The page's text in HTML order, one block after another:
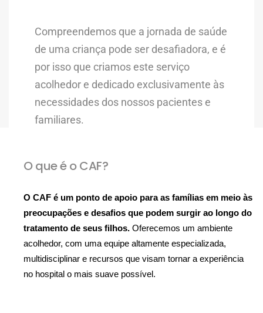
Compreendemos que a jornada de saúde
de uma criança pode ser desafiadora, e é
por isso que criamos este serviço
acolhedor e dedicado exclusivamente às
necessidades dos nossos pacientes e
familiares.
O que é o CAF?
O CAF é um ponto de apoio para as famílias em meio às
preocupações e desafios que podem surgir ao longo do
tratamento de seus filhos. Oferecemos um ambiente
acolhedor, com uma equipe altamente especializada,
multidisciplinar e recursos que visam tornar a experiência
no hospital o mais suave possível.